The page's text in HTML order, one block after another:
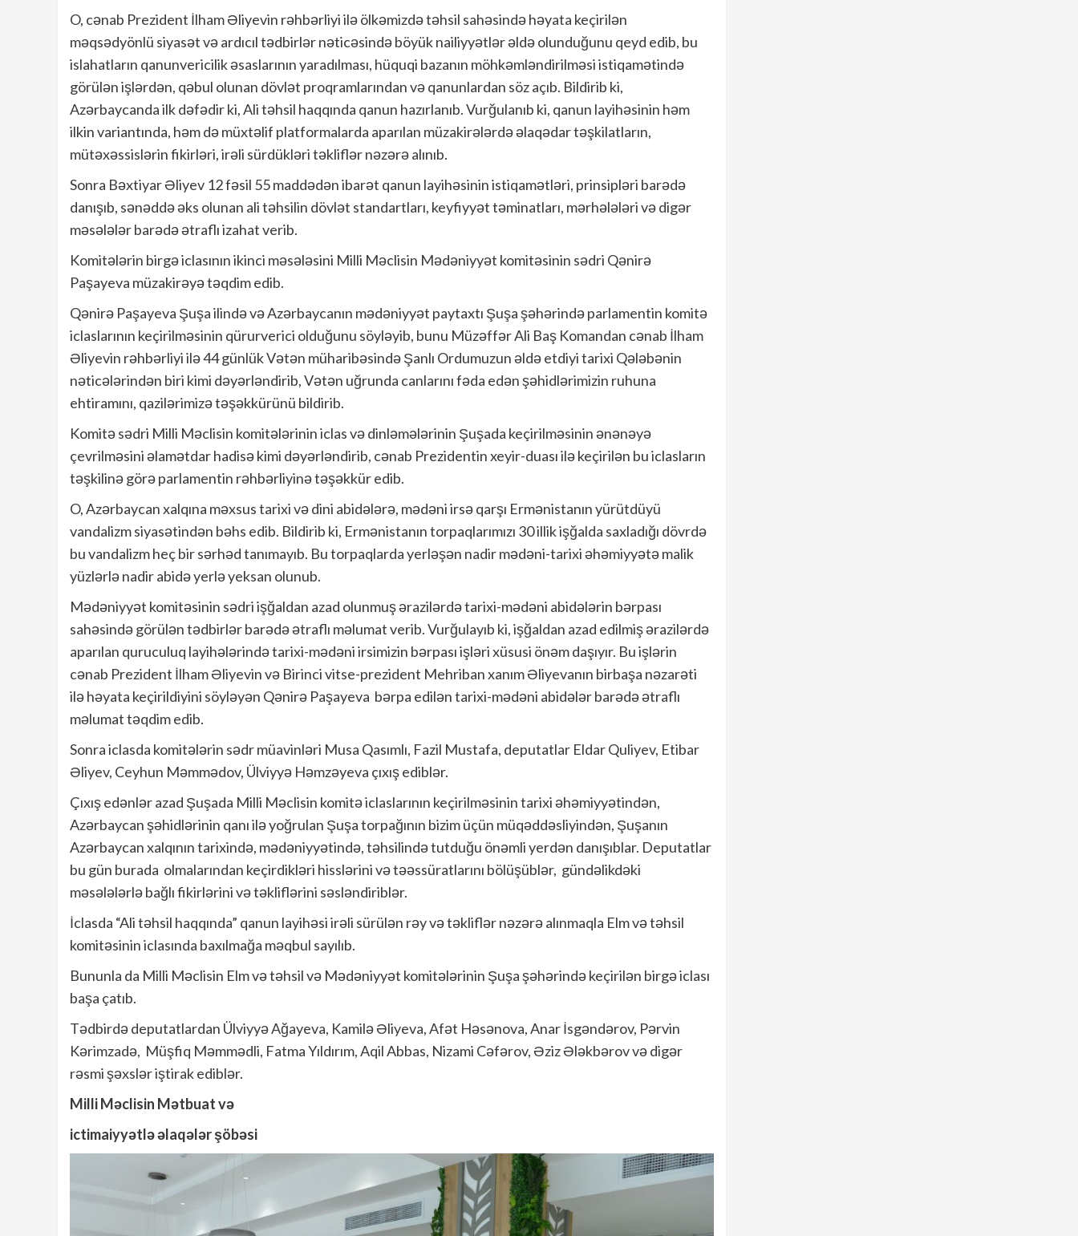
O, cənab Prezident İlham Əliyevin rəhbərliyi ilə ölkəmizdə təhsil sahəsində həyata keçirilən
məqsədyönlü siyasət və ardıcıl tədbirlər nəticəsində böyük nailiyyətlər əldə olunduğunu qeyd edib, bu
islahatların qanunvericilik əsaslarının yaradılması, hüquqi bazanın möhkəmləndirilməsi istiqamətində
görülən işlərdən, qəbul olunan dövlət proqramlarından və qanunlardan söz açıb. Bildirib ki,
Azərbaycanda ilk dəfədir ki, Ali təhsil haqqında qanun hazırlanıb. Vurğulanıb ki, qanun layihəsinin həm
ilkin variantında, həm də müxtəlif platformalarda aparılan müzakirələrdə əlaqədar təşkilatların,
mütəxəssislərin fikirləri, irəli sürdükləri təkliflər nəzərə alınıb.
Sonra Bəxtiyar Əliyev 12 fəsil 55 maddədən ibarət qanun layihəsinin istiqamətləri, prinsipləri barədə
danışıb, sənəddə əks olunan ali təhsilin dövlət standartları, keyfiyyət təminatları, mərhələləri və digər
məsələlər barədə ətraflı izahat verib.
Komitələrin birgə iclasının ikinci məsələsini Milli Məclisin Mədəniyyət komitəsinin sədri Qənirə
Paşayeva müzakirəyə təqdim edib.
Qənirə Paşayeva Şuşa ilində və Azərbaycanın mədəniyyət paytaxtı Şuşa şəhərində parlamentin komitə
iclaslarının keçirilməsinin qürurverici olduğunu söyləyib, bunu Müzəffər Ali Baş Komandan cənab İlham
Əliyevin rəhbərliyi ilə 44 günlük Vətən müharibəsində Şanlı Ordumuzun əldə etdiyi tarixi Qələbənin
nəticələrindən biri kimi dəyərləndirib, Vətən uğrunda canlarını fəda edən şəhidlərimizin ruhuna
ehtiramını, qazilərimizə təşəkkürünü bildirib.
Komitə sədri Milli Məclisin komitələrinin iclas və dinləmələrinin Şuşada keçirilməsinin ənənəyə
çevrilməsini əlamətdar hadisə kimi dəyərləndirib, cənab Prezidentin xeyir-duası ilə keçirilən bu iclasların
təşkilinə görə parlamentin rəhbərliyinə təşəkkür edib.
O, Azərbaycan xalqına məxsus tarixi və dini abidələrə, mədəni irsə qarşı Ermənistanın yürütdüyü
vandalizm siyasətindən bəhs edib. Bildirib ki, Ermənistanın torpaqlarımızı 30 illik işğalda saxladığı dövrdə
bu vandalizm heç bir sərhəd tanımayıb. Bu torpaqlarda yerləşən nadir mədəni-tarixi əhəmiyyətə malik
yüzlərlə nadir abidə yerlə yeksan olunub.
Mədəniyyət komitəsinin sədri işğaldan azad olunmuş ərazilərdə tarixi-mədəni abidələrin bərpası
sahəsində görülən tədbirlər barədə ətraflı məlumat verib. Vurğulayıb ki, işğaldan azad edilmiş ərazilərdə
aparılan quruculuq layihələrində tarixi-mədəni irsimizin bərpası işləri xüsusi önəm daşıyır. Bu işlərin
cənab Prezident İlham Əliyevin və Birinci vitse-prezident Mehriban xanım Əliyevanın birbaşa nəzarəti
ilə həyata keçirildiyini söyləyən Qənirə Paşayeva bərpa edilən tarixi-mədəni abidələr barədə ətraflı
məlumat təqdim edib.
Sonra iclasda komitələrin sədr müavinləri Musa Qasımlı, Fazil Mustafa, deputatlar Eldar Quliyev, Etibar
Əliyev, Ceyhun Məmmədov, Ülviyyə Həmzəyeva çıxış ediblər.
Çıxış edənlər azad Şuşada Milli Məclisin komitə iclaslarının keçirilməsinin tarixi əhəmiyyətindən,
Azərbaycan şəhidlərinin qanı ilə yoğrulan Şuşa torpağının bizim üçün müqəddəsliyindən, Şuşanın
Azərbaycan xalqının tarixində, mədəniyyətində, təhsilində tutduğu önəmli yerdən danışıblar. Deputatlar
bu gün burada olmalarından keçirdikləri hisslərini və təəssüratlarını bölüşüblər, gündəlikdəki
məsələlərlə bağlı fikirlərini və təkliflərini səsləndiriblər.
İclasda “Ali təhsil haqqında” qanun layihəsi irəli sürülən rəy və təkliflər nəzərə alınmaqla Elm və təhsil
komitəsinin iclasında baxılmağa məqbul sayılıb.
Bununla da Milli Məclisin Elm və təhsil və Mədəniyyət komitələrinin Şuşa şəhərində keçirilən birgə iclası
başa çatıb.
Tədbirdə deputatlardan Ülviyyə Ağayeva, Kamilə Əliyeva, Afət Həsənova, Anar İsgəndərov, Pərvin
Kərimzadə, Müşfiq Məmmədli, Fatma Yıldırım, Aqil Abbas, Nizami Cəfərov, Əziz Ələkbərov və digər
rəsmi şəxslər iştirak ediblər.
Milli Məclisin Mətbuat və
ictimaiyyətlə əlaqələr şöbəsi